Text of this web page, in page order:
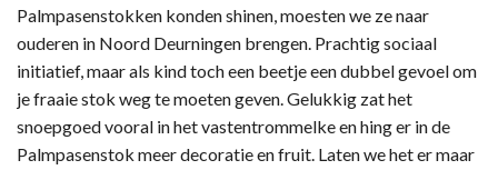
Palmpasenstokken konden shinen, moesten we ze naar
ouderen in Noord Deurningen brengen. Prachtig sociaal
initiatief, maar als kind toch een beetje een dubbel gevoel om
je fraaie stok weg te moeten geven. Gelukkig zat het
snoepgoed vooral in het vastentrommelke en hing er in de
Palmpasenstok meer decoratie en fruit. Laten we het er maar